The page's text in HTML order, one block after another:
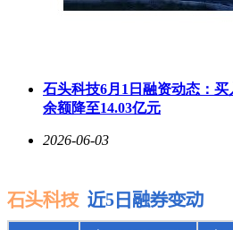
石头科技6月1日融资动态：买
余额降至14.03亿元
2026-06-03